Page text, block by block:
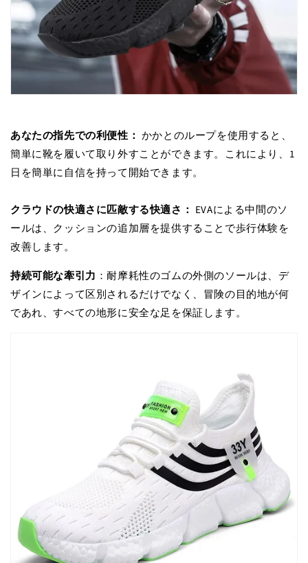
あなたの指先での利便性： かかとのループを使用すると、
簡単に靴を履いて取り外すことができます。これにより、1
日を簡単に自信を持って開始できます。
クラウドの快適さに匹敵する快適さ： EVAによる中間のソ
ールは、クッションの追加層を提供することで歩行体験を
改善します。
持続可能な牽引力 ：耐摩耗性のゴムの外側のソールは、デ
ザインによって区別されるだけでなく、冒険の目的地が何
であれ、すべての地形に安全な足を保証します。